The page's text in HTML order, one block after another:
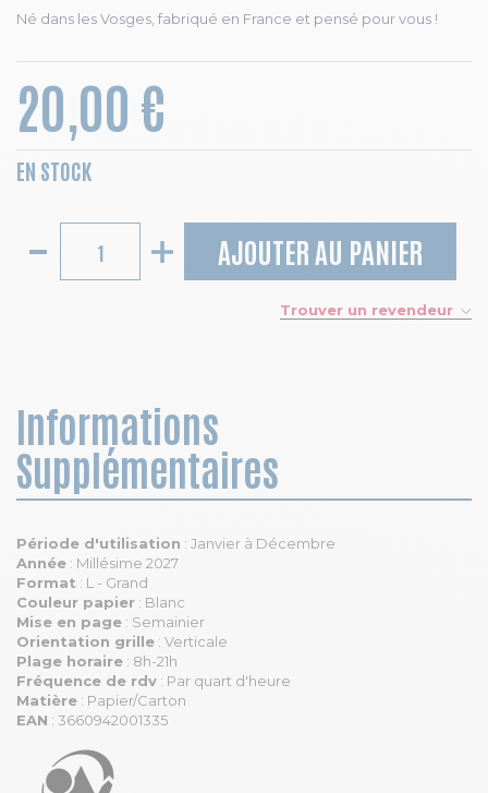
Né dans les Vosges, fabriqué en France et pensé pour vous !
20,00 €
EN STOCK
AJOUTER AU PANIER
Trouver un revendeur
Informations
Supplémentaires
Période d'utilisation : Janvier à Décembre
Année : Millésime 2027
Format : L - Grand
Couleur papier : Blanc
Mise en page : Semainier
Orientation grille : Verticale
Plage horaire : 8h-21h
Fréquence de rdv : Par quart d'heure
Matière : Papier/Carton
EAN : 3660942001335